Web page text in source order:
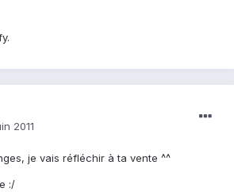
2011
je vais réfléchir à ta vente ^^
:/